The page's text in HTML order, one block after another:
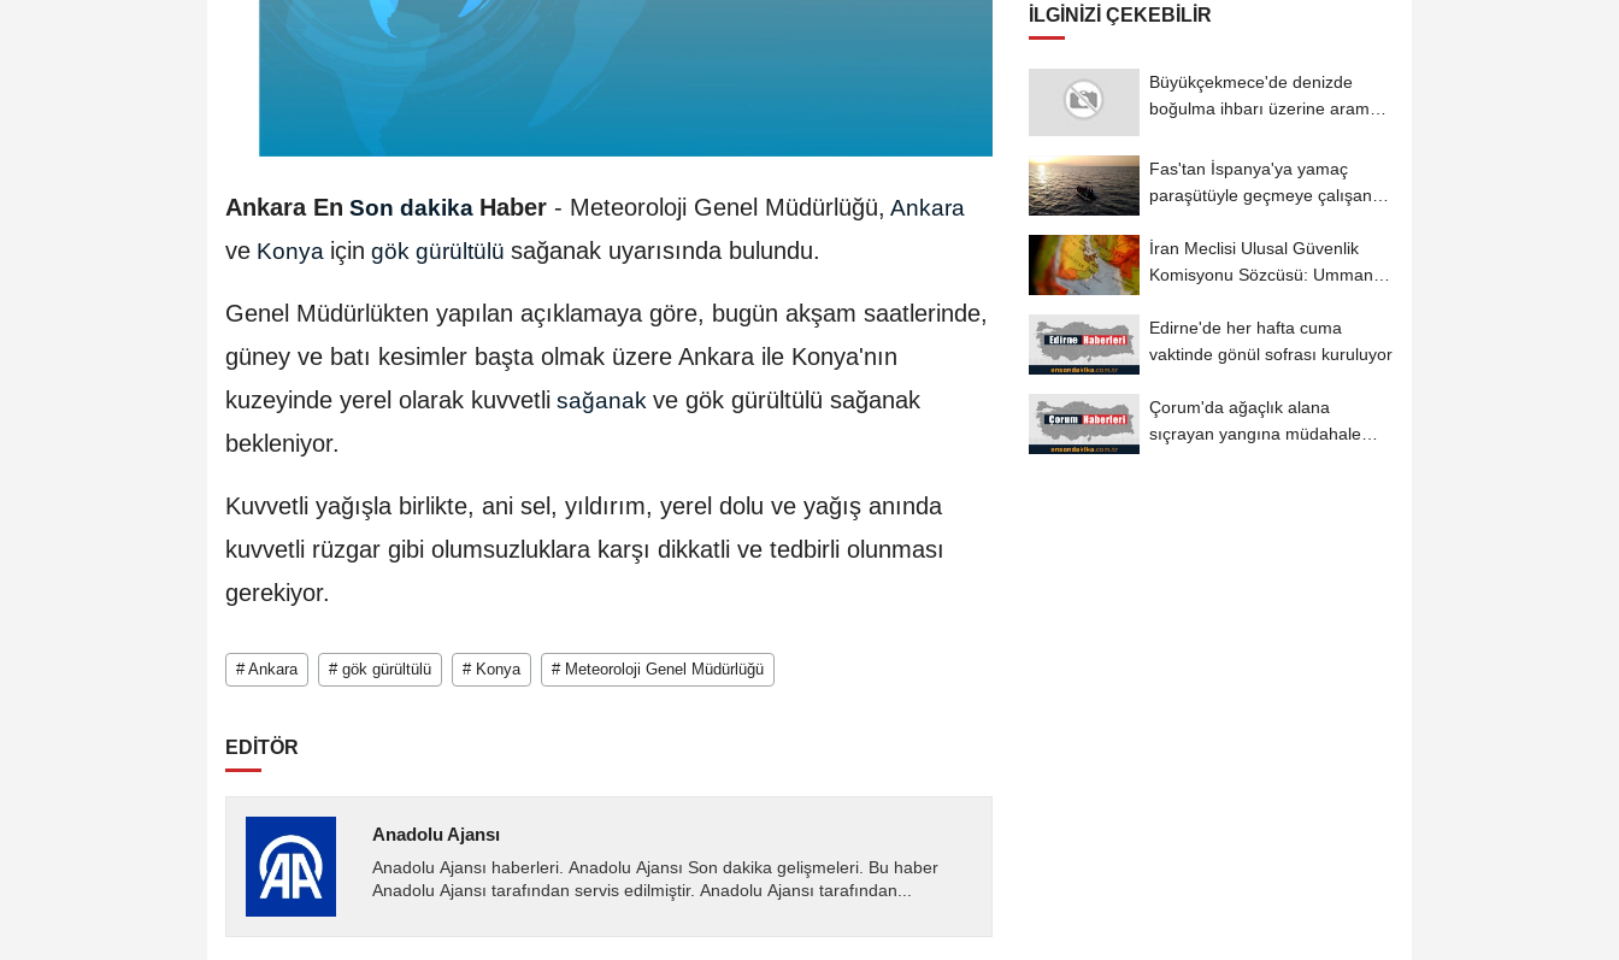
Ankara En Son dakika Haber - Meteoroloji Genel Müdürlüğü, Ankara
ve Konya için gök gürültülü sağanak uyarısında bulundu.
Genel Müdürlükten yapılan açıklamaya göre, bugün akşam saatlerinde,
güney ve batı kesimler başta olmak üzere Ankara ile Konya'nın
kuzeyinde yerel olarak kuvvetli sağanak ve gök gürültülü sağanak
bekleniyor.
Kuvvetli yağışla birlikte, ani sel, yıldırım, yerel dolu ve yağış anında
kuvvetli rüzgar gibi olumsuzluklara karşı dikkatli ve tedbirli olunması
gerekiyor.
# Ankara # gök gürültülü # Konya # Meteoroloji Genel Müdürlüğü
EDİTÖR
Anadolu Ajansı
Anadolu Ajansı haberleri. Anadolu Ajansı Son dakika gelişmeleri. Bu haber
Anadolu Ajansı tarafından servis edilmiştir. Anadolu Ajansı tarafından...
İLGINIZI ÇEKEBILIR
Büyükçekmece'de denizde
boğulma ihbarı üzerine arama
Fas'tan İspanya'ya yamaç
paraşütüyle geçmeye çalışan
İran Meclisi Ulusal Güvenlik
Komisyonu Sözcüsü: Umman
Edirne'de her hafta cuma
vaktinde gönül sofrası kuruluyor
Çorum'da ağaçlık alana
sıçrayan yangına müdahale